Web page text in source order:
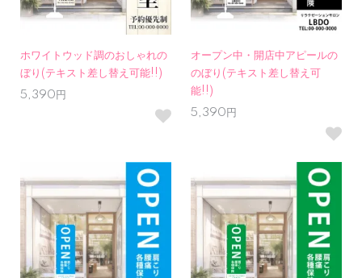
ホワイトウッド調のおしゃれの
ぼり(テキスト差し替え可能!!)
5,390円
オープン中・開店中アピールの
のぼり(テキスト差し替え可
能!!)
5,390円